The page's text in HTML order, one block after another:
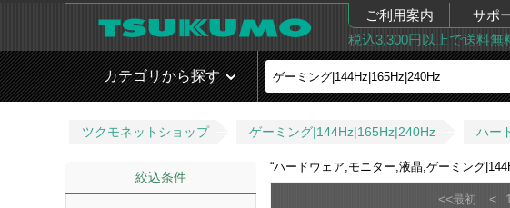
ご利用案内 サポ
税込3,300円以上で送料無
カテゴリから探す
ツクモネットショップ ゲーミング|144Hz|165Hz|240Hz ハー
絞込条件
“ハードウェア,モニター,液晶,ゲーミング
<<最初 <